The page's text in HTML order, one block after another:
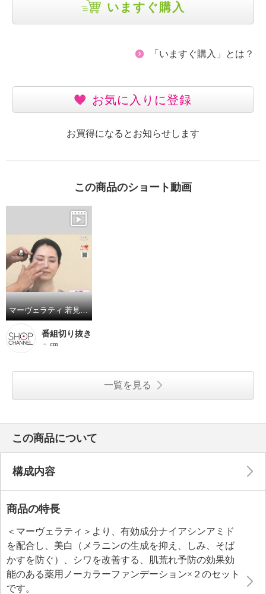
いますぐ購入
「いますぐ購入」とは？
お気に入りに登録
お買得になるとお知らせします
この商品のショート動画
マーヴェラティ 若見え水蒸輝肌を演出 薬用マーヴェラティ スペクタクルＣＣファンデ リミットイクシード （薬用ノーカラー ファンデーションＣＣ） ２本セット
番組切り抜き
－ cm
一覧を見る
この商品について
構成内容
商品の特長
＜マーヴェラティ＞より、有効成分ナイアシンアミド
を配合し、美白（メラニンの生成を抑え、しみ、そば
かすを防ぐ）、シワを改善する、肌荒れ予防の効果効
能のある薬用ノーカラーファンデーション×２のセット
です。